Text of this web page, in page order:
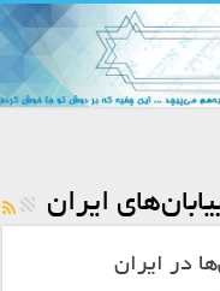
ایران
در ایران